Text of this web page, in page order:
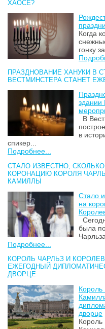
ХАОСЕ?
Когда
гонку
ПРАЗДНОВАНИЕ ХАНУКИ В
ВЕСТМИНСТЕРА СТАНЕТ
здании
В
в
спикер...
Подробнее...
СТАЛО ИЗВЕСТНО,
КОРОНАЦИЮ КОРОЛЯ
КАМИЛЛЫ
Стало
на
была
Подробнее...
КОРОЛЬ ЧАРЛЬЗ И
ЕЖЕГОДНЫЙ
ДВОРЦЕ
Король
дворце
Король